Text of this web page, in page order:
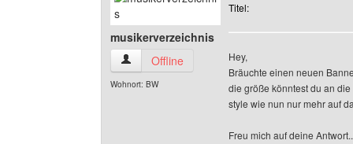
musikerverzeichnis
musikerverzeichnis Benutzer-Profile anzeigen
Offline
Wohnort: BW
Titel:
Hey,
Bräuchte einen neuen
die größe könntest du an
style wie nun nur mehr auf
Freu mich auf deine Antwort..